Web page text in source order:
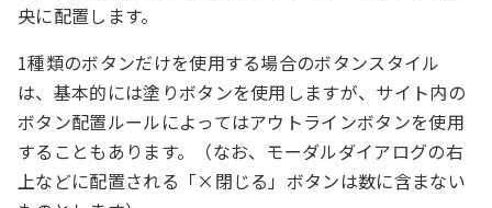
央に配置します。
1種類のボタンだけを使用する場合のボタンスタイル
は、基本的には塗りボタンを使用しますが、サイト内の
ボタン配置ルールによってはアウトラインボタンを使用
することもあります。（なお、モーダルダイアログの右
上などに配置される「×閉じる」ボタンは数に含まない